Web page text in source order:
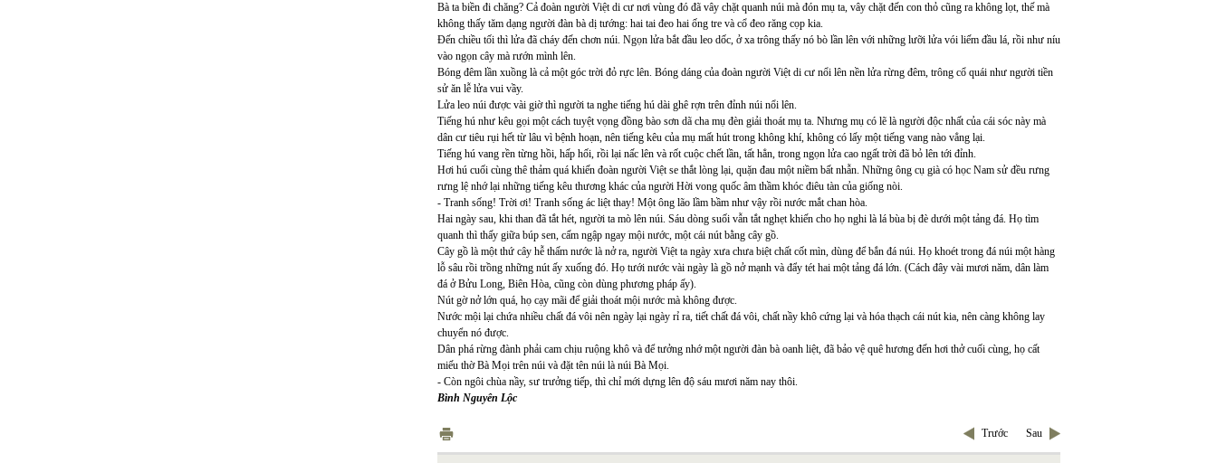
Bà ta biền đi chăng? Cả đoàn người Việt di cư nơi vùng đó đã vây chặt quanh núi mà đón mụ ta, vây chặt đến con thỏ cũng ra không lọt, thế mà
không thấy tăm dạng người đàn bà dị tướng: hai tai đeo hai ống tre và cổ đeo răng cọp kia.
Đến chiều tối thì lửa đã cháy đến chơn núi. Ngọn lửa bắt đầu leo dốc, ở xa trông thấy nó bò lần lên với những lưỡi lửa vói liếm đầu lá, rồi như níu
vào ngọn cây mà rướn mình lên.
Bóng đêm lần xuồng là cả một góc trời đỏ rực lên. Bóng dáng của đoàn người Việt di cư nổi lên nền lửa rừng đêm, trông cổ quái như người tiền
sử ăn lễ lửa vui vầy.
Lửa leo núi được vài giờ thì người ta nghe tiếng hú dài ghê rợn trên đỉnh núi nổi lên.
Tiếng hú như kêu gọi một cách tuyệt vọng đồng bào sơn dã cha mụ đèn giải thoát mụ ta. Nhưng mụ có lẽ là người độc nhất của cái sóc này mà
dân cư tiêu rụi hết từ lâu vì bệnh hoạn, nên tiếng kêu của mụ mất hút trong không khí, không có lấy một tiếng vang nào vẳng lại.
Tiếng hú vang rền từng hồi, hấp hối, rồi lại nấc lên và rốt cuộc chết lần, tất hẳn, trong ngọn lửa cao ngất trời đã bỏ lên tới đỉnh.
Hơi hú cuối cùng thê thảm quá khiến đoàn người Việt se thắt lòng lại, quặn đau một niềm bất nhẫn. Những ông cụ già có học Nam sử đều rưng
rưng lệ nhớ lại những tiếng kêu thương khác của người Hời vong quốc âm thầm khóc điêu tàn của giống nòi.
- Tranh sống! Trời ơi! Tranh sống ác liệt thay! Một ông lão lầm bầm như vậy rồi nước mắt chan hòa.
Hai ngày sau, khi than đã tắt hét, người ta mò lên núi. Sáu dòng suối vẫn tắt nghẹt khiến cho họ nghi là lá bùa bị đè dưới một tảng đá. Họ tìm
quanh thì thấy giữa búp sen, cấm ngập ngay mội nước, một cái nút bằng cây gồ.
Cây gồ là một thứ cây hễ thấm nước là nở ra, người Việt ta ngày xưa chưa biệt chất cốt mìn, dùng để bắn đá núi. Họ khoét trong đá núi một hàng
lỗ sâu rồi trồng những nút ấy xuống đó. Họ tưới nước vài ngày là gồ nở mạnh và đẩy tét hai một tảng đá lớn. (Cách đây vài mươi năm, dân làm
đá ở Bửu Long, Biên Hòa, cũng còn dùng phương pháp ấy).
Nút gờ nở lớn quá, họ cạy mãi để giải thoát mội nước mà không được.
Nước mội lại chứa nhiều chất đá vôi nên ngày lại ngày rỉ ra, tiết chất đá vôi, chất nầy khô cứng lại và hóa thạch cái nút kia, nên càng không lay
chuyển nó được.
Dân phá rừng đành phải cam chịu ruộng khô và để tưởng nhớ một người đàn bà oanh liệt, đã bảo vệ quê hương đến hơi thở cuối cùng, họ cất
miếu thờ Bà Mọi trên núi và đặt tên núi là núi Bà Mọi.
- Còn ngôi chùa nầy, sư trưởng tiếp, thì chỉ mới dựng lên độ sáu mươi năm nay thôi.
Bình Nguyên Lộc
Trước Sau